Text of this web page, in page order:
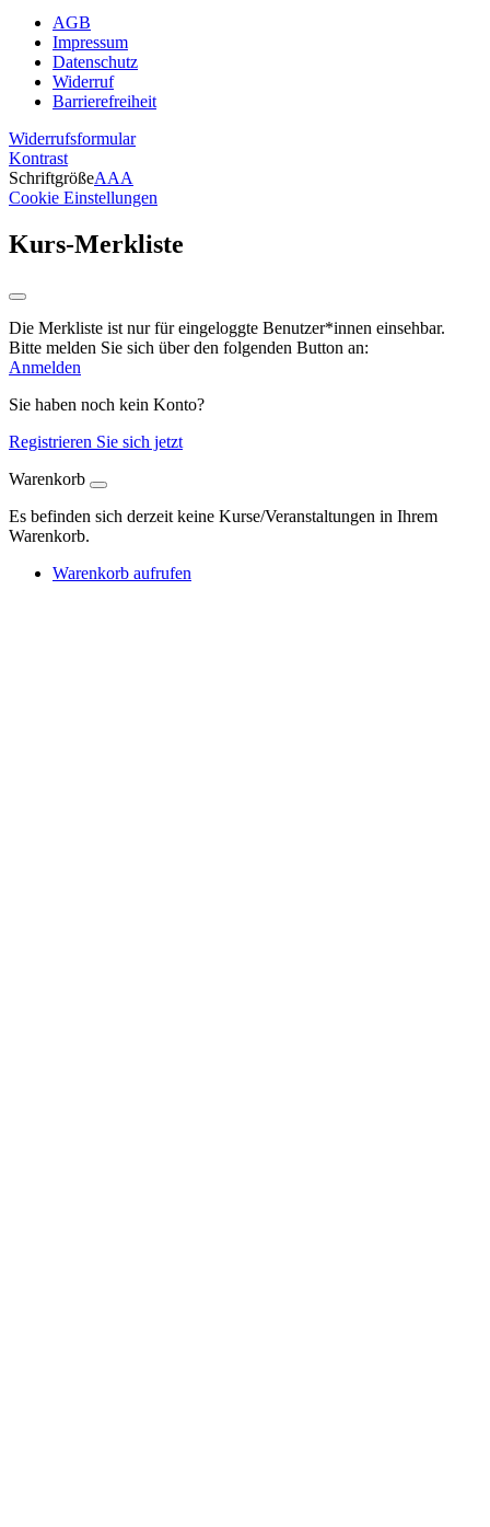
AGB
Impressum
Datenschutz
Widerruf
Barrierefreiheit
Widerrufsformular
Kontrast
SchriftgrößeAAA
Cookie Einstellungen
Kurs-Merkliste
Die Merkliste ist nur für eingeloggte Benutzer*innen einsehbar.
Bitte melden Sie sich über den folgenden Button an:
Anmelden
Sie haben noch kein Konto?
Registrieren Sie sich jetzt
Warenkorb
Es befinden sich derzeit keine Kurse/Veranstaltungen in Ihrem
Warenkorb.
Warenkorb aufrufen